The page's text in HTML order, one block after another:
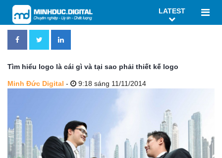
LATEST
Tìm hiểu logo là cái gì và tại sao phải thiết kế logo
Minh Đức Digital - 9:18 sáng 11/11/2014